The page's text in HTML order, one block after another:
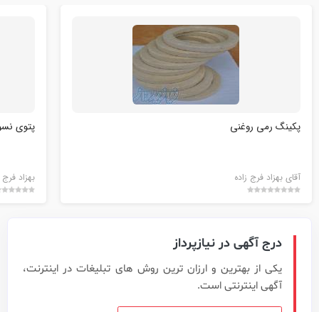
پکینگ رمی روغنی
آقای بهزاد فرج زاده
پتوی
بهزاد فرج
درج آگهی در نیازپرداز
یکی از بهترین و ارزان ترین روش های تبلیغات در اینترنت،
آگهی اینترنتی است.